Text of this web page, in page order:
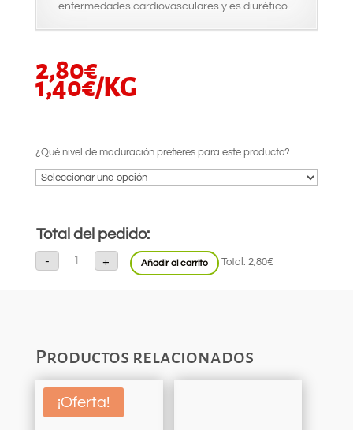
enfermedades cardiovasculares y es diurético.
2,80€
1,40€/KG
¿Qué nivel de maduración prefieres para este producto?
Total del pedido:
-
Naranja
(Malla
+ Añadir al carrito Total: 2,80€
Productos relacionados
¡Oferta!